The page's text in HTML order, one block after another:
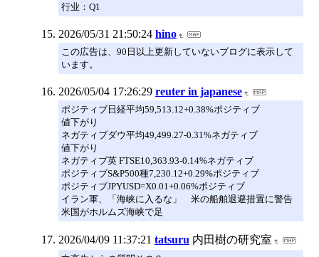
行业：Q1
2026/05/31 21:50:24 hino
この広告は、90日以上更新していないブログに表示して
います。
2026/05/04 17:26:29 reuter in japanese
ポジティブ日経平均59,513.12+0.38%ポジティブ
値下がり
ネガティブダウ平均49,499.27-0.31%ネガティブ
値下がり
ネガティブ英 FTSE10,363.93-0.14%ネガティブ
ポジティブS&P500種7,230.12+0.29%ポジティブ
ポジティブJPYUSD=X0.01+0.06%ポジティブ
イラン軍、「海峡に入るな」 米の船舶退避措置に警告
米国がホルムズ海峡で足
2026/04/09 11:37:21 tatsuru 内田樹の研究室